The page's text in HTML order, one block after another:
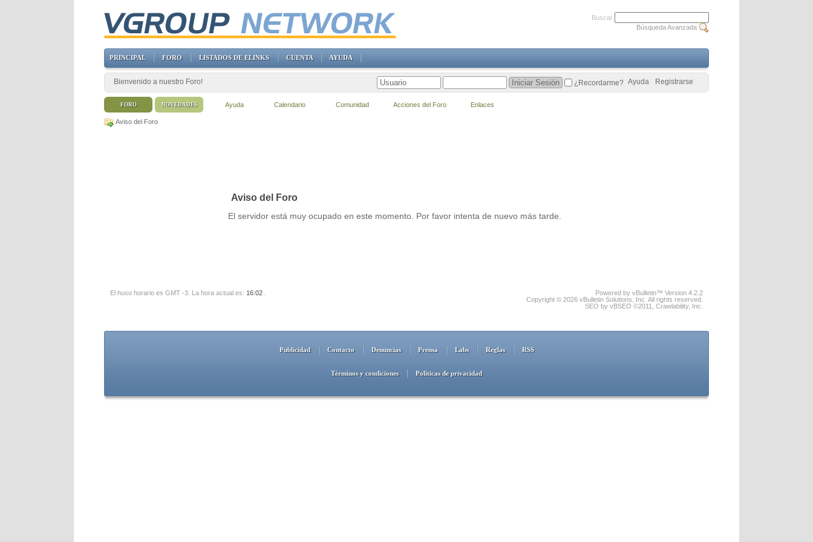
Aviso del Foro
Aviso del Foro
El servidor está muy ocupado en este momento. Por favor intenta de nuevo más tarde.
El huso horario es GMT -3. La hora actual es: 16:02
Powered by vBulletin™ Version 4.2.2
Copyright © 2026 vBulletin Solutions, Inc. All rights reserved.
SEO by vBSEO ©2011, Crawlability, Inc.
Publicidad Contacto Denuncias Prensa Labs Reglas RSS
Términos y condiciones Políticas de privacidad
Buscar
Búsqueda Avanzada
PRINCIPAL FORO LISTADOS DE ELINKS CUENTA AYUDA
Bienvenido a nuestro Foro! Registrarse
Ayuda
¿Recordarme?
FORO Ayuda Calendario Comunidad Acciones del Foro Enlaces
NOVEDADES